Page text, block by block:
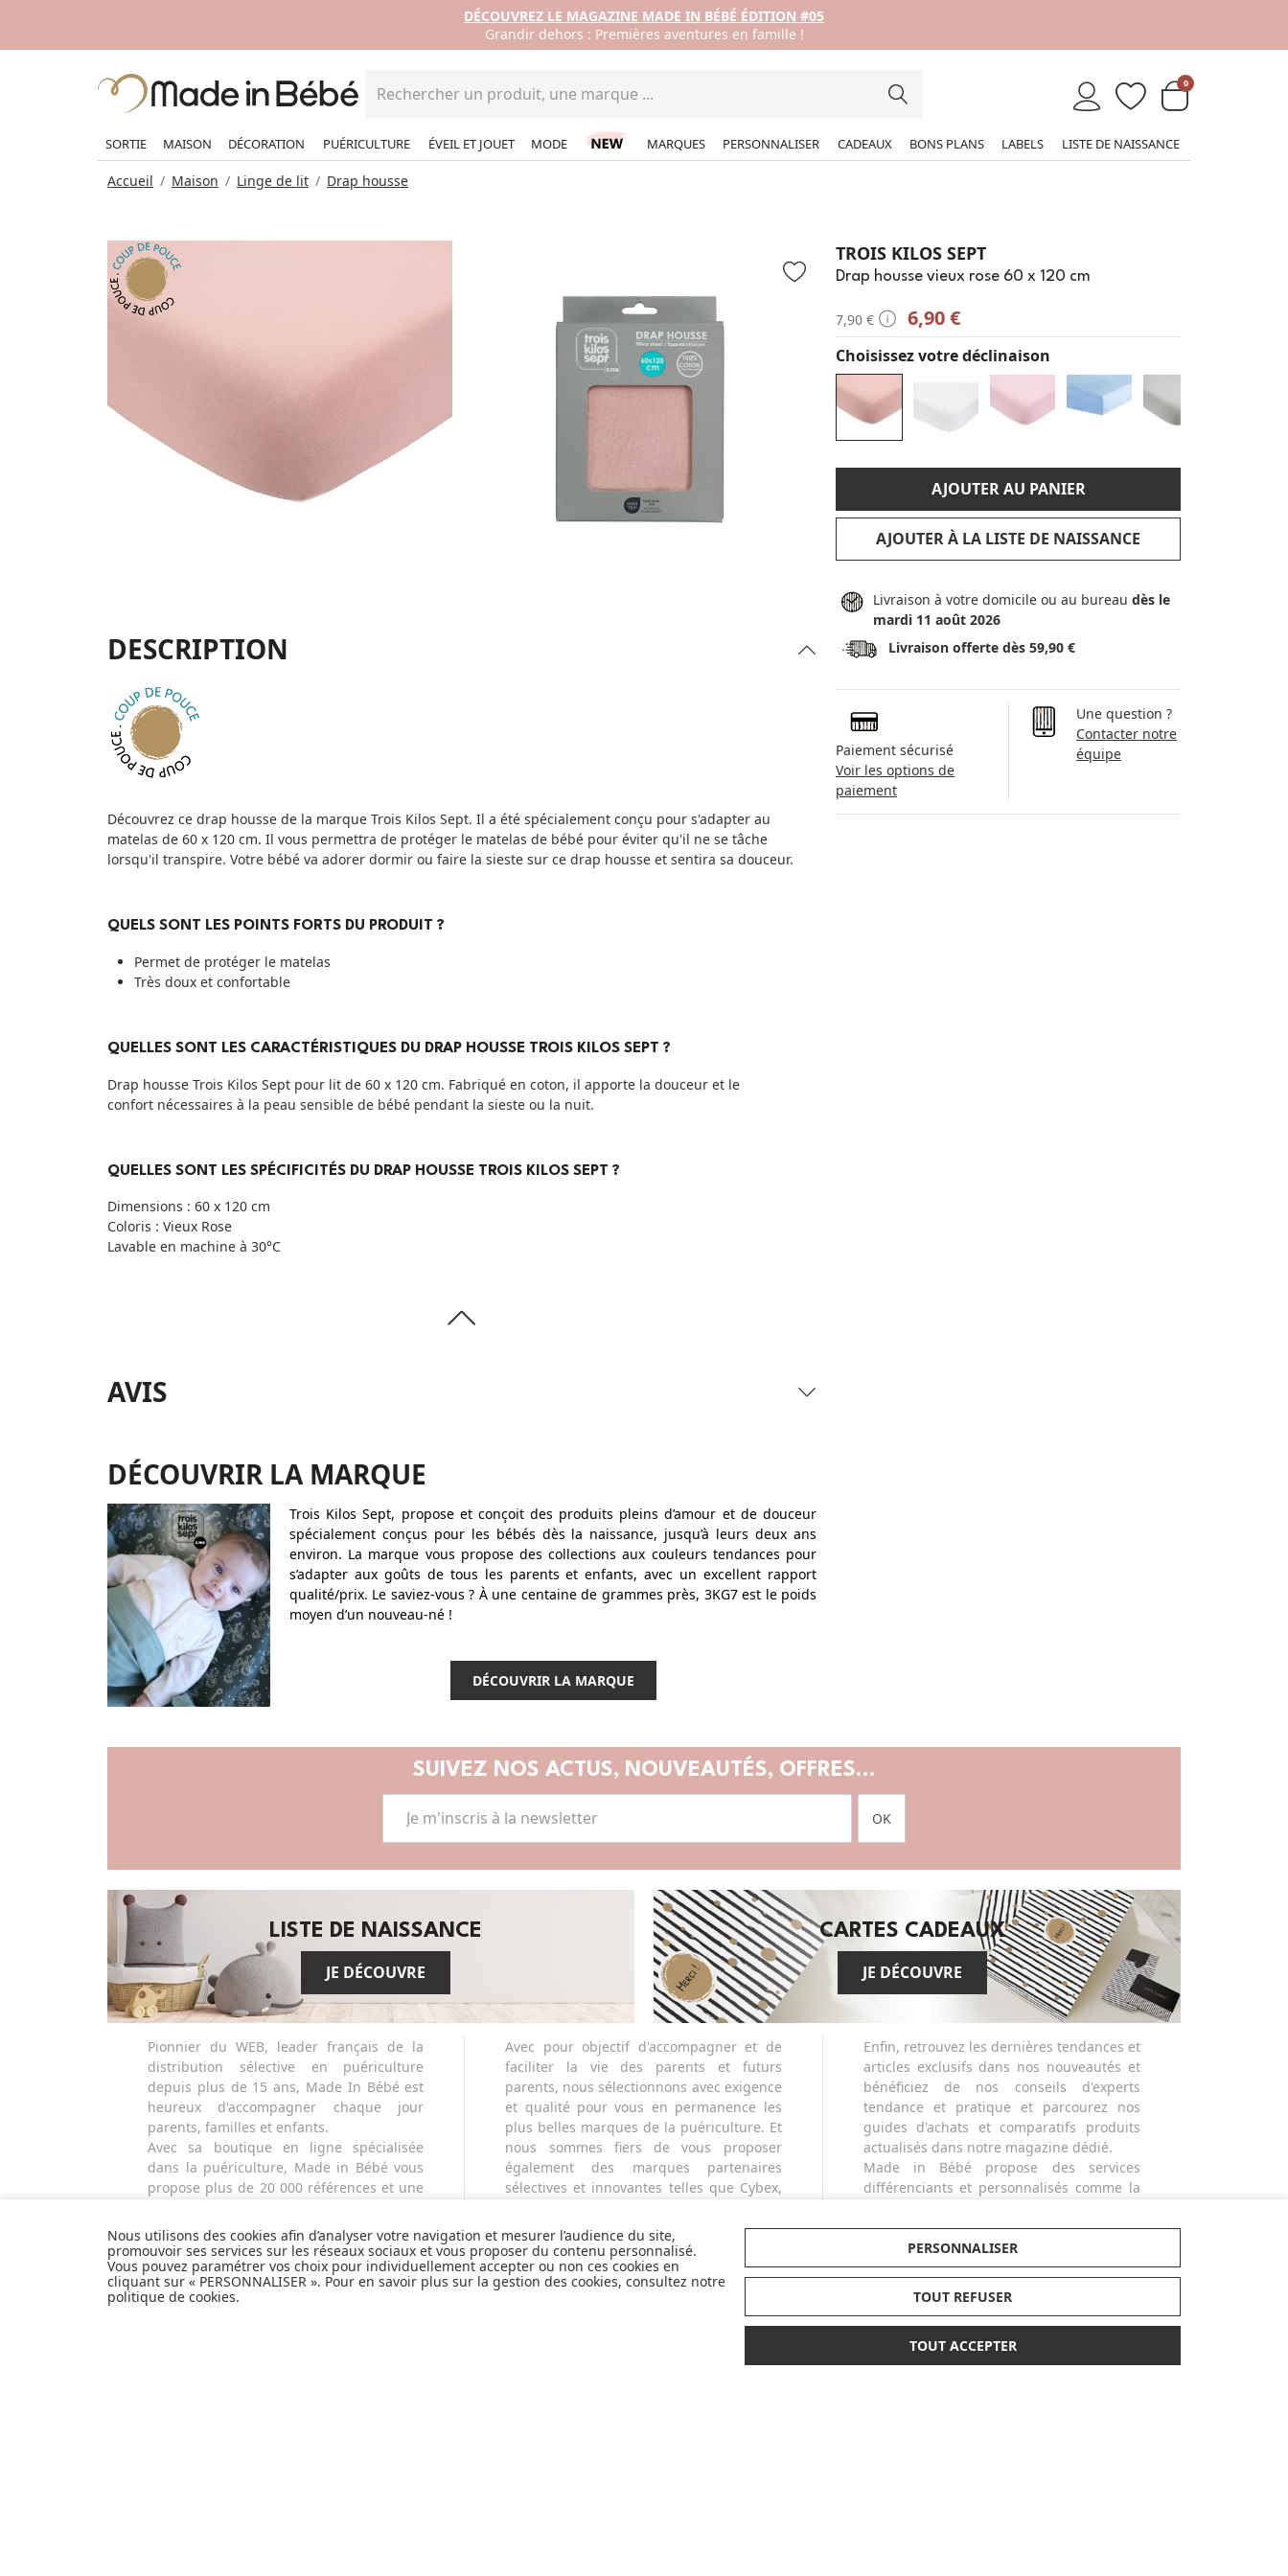
DÉCOUVREZ LE MAGAZINE MADE IN BÉBÉ ÉDITION #05
Grandir dehors : Premières aventures en famille !
0
SORTIE MAISON DÉCORATION PUÉRICULTURE ÉVEIL ET JOUET MODE MARQUES PERSONNALISER CADEAUX BONS PLANS LABELS LISTE DE NAISSANCE
Accueil Maison Linge de lit Drap housse
TROIS KILOS SEPT
Drap housse vieux rose 60 x 120 cm
7,90 € 6,90 €
Choisissez votre déclinaison
AJOUTER AU PANIER
AJOUTER À LA LISTE DE NAISSANCE
Livraison à votre domicile ou au bureau dès le
mardi 11 août 2026
Livraison offerte dès 59,90 €
Paiement sécurisé
Voir les options de
paiement
Une question ?
Contacter notre
équipe
DESCRIPTION
Découvrez ce drap housse de la marque Trois Kilos Sept. Il a été spécialement conçu pour s'adapter au
matelas de 60 x 120 cm. Il vous permettra de protéger le matelas de bébé pour éviter qu'il ne se tâche
lorsqu'il transpire. Votre bébé va adorer dormir ou faire la sieste sur ce drap housse et sentira sa douceur.
QUELS SONT LES POINTS FORTS DU PRODUIT ?
Permet de protéger le matelas
Très doux et confortable
QUELLES SONT LES CARACTÉRISTIQUES DU DRAP HOUSSE TROIS KILOS SEPT ?
Drap housse Trois Kilos Sept pour lit de 60 x 120 cm. Fabriqué en coton, il apporte la douceur et le
confort nécessaires à la peau sensible de bébé pendant la sieste ou la nuit.
QUELLES SONT LES SPÉCIFICITÉS DU DRAP HOUSSE TROIS KILOS SEPT ?
Dimensions : 60 x 120 cm
Coloris : Vieux Rose
Lavable en machine à 30°C
AVIS
DÉCOUVRIR LA MARQUE
Trois Kilos Sept, propose et conçoit des produits pleins d’amour et de douceur
spécialement conçus pour les bébés dès la naissance, jusqu’à leurs deux ans
environ. La marque vous propose des collections aux couleurs tendances pour
s’adapter aux goûts de tous les parents et enfants, avec un excellent rapport
qualité/prix. Le saviez-vous ? À une centaine de grammes près, 3KG7 est le poids
moyen d’un nouveau-né !
DÉCOUVRIR LA MARQUE
SUIVEZ NOS ACTUS, NOUVEAUTÉS, OFFRES...
OK
LISTE DE NAISSANCE
JE DÉCOUVRE
CARTES CADEAUX
JE DÉCOUVRE
Pionnier du WEB, leader français de la
distribution sélective en puériculture
depuis plus de 15 ans, Made In Bébé est
heureux d'accompagner chaque jour
parents, familles et enfants.
Avec sa boutique en ligne spécialisée
dans la puériculture, Made in Bébé vous
propose plus de 20 000 références et une
Que ce soit pour préparer l'arrivée d'un
heureux événement ou faire plaisir à vos
proches et à vous-même, découvrez tout
notre univers et articles de produits de
puériculture, équipement bébé, hygiène
Avec pour objectif d'accompagner et de
faciliter la vie des parents et futurs
parents, nous sélectionnons avec exigence
et qualité pour vous en permanence les
plus belles marques de la puériculture. Et
nous sommes fiers de vous proposer
également des marques partenaires
sélectives et innovantes telles que Cybex,
Babyzen, Stokke, etc...
Pour mieux vous accompagner dans vos
choix, retrouvez nos labels pour
sélectionner les meilleurs articles pour
Enfin, retrouvez les dernières tendances et
articles exclusifs dans nos nouveautés et
bénéficiez de nos conseils d'experts
tendance et pratique et parcourez nos
guides d'achats et comparatifs produits
actualisés dans notre magazine dédié.
Made in Bébé propose des services
différenciants et personnalisés comme la
bien la possibilité de créer des listes de
naissances avec facilité. Alors n'hésitez
plus ! Personnalisez vos cadeaux ! Craquez
pour nos broderies et offrez un sac à dos,
un bavoir, un protège-carnet de santé ou
un doudou personnalisé avec le prénom
de l'enfant.
Nous utilisons des cookies afin d’analyser votre navigation et mesurer l’audience du site,
promouvoir ses services sur les réseaux sociaux et vous proposer du contenu personnalisé.
Vous pouvez paramétrer vos choix pour individuellement accepter ou non ces cookies en
cliquant sur « PERSONNALISER ». Pour en savoir plus sur la gestion des cookies, consultez notre
politique de cookies.
PERSONNALISER
TOUT REFUSER
TOUT ACCEPTER